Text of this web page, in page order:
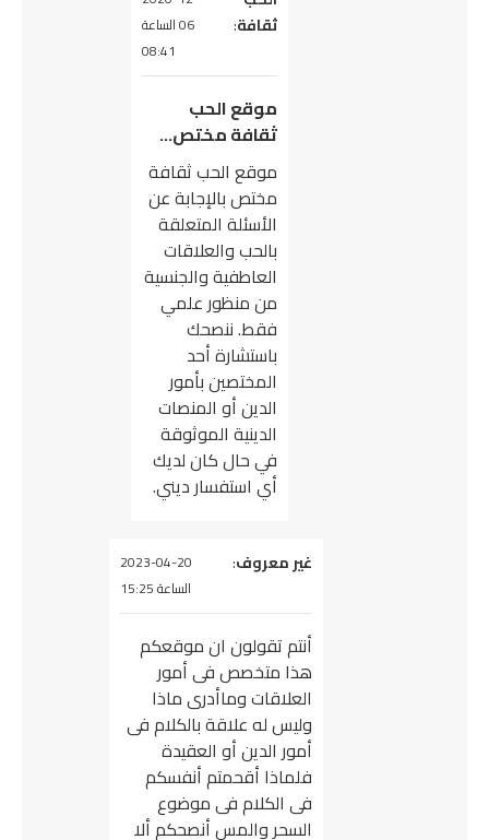
ثقافة:
06 الساعة
08:41
موقع الحب
ثقافة مختص…
موقع الحب ثقافة
مختص بالإجابة عن
الأسئلة المتعلقة
بالحب والعلاقات
العاطفية والجنسية
من منظور علمي
فقط. ننصحك
باستشارة أحد
المختصين بأمور
الدين أو المنصات
الدينية الموثوقة
في حال كان لديك
أي استفسار ديني.
يقول
غير معروف:
2023-04-20
الساعة 15:25
أنتم تقولون ان موقعكم
هذا متخصص فى أمور
العلاقات وماأدرى ماذا
وليس له علاقة بالكلام فى
أمور الدين أو العقيدة
فلماذا أقحمتم أنفسكم
فى الكلام فى موضوع
السحر والمس أنصحكم ألا